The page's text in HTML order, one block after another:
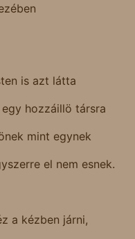
is azt látta
hozzáillö társra
mint egynek
el nem esnek.
a kézben járni,